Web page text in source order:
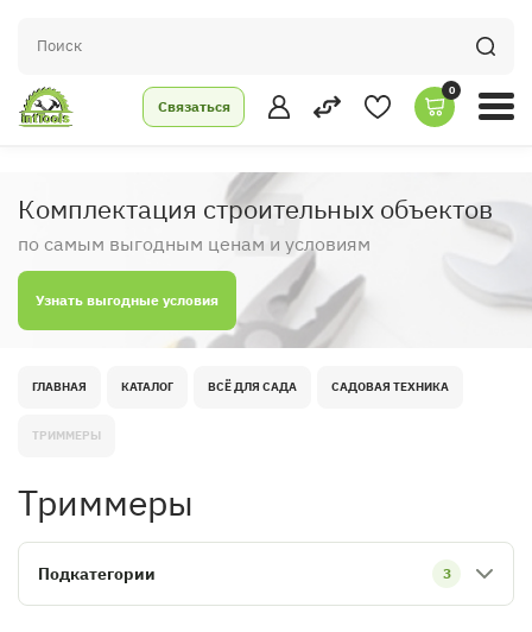
Связаться
0
Комплектация строительных объектов
по самым выгодным ценам и условиям
Узнать выгодные условия
ГЛАВНАЯ КАТАЛОГ ВСЁ ДЛЯ САДА САДОВАЯ ТЕХНИКА
ТРИММЕРЫ
Триммеры
Подкатегории 3